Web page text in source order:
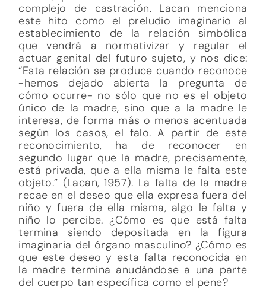
complejo de castración. Lacan menciona
este hito como el preludio imaginario al
establecimiento de la relación simbólica
que vendrá a normativizar y regular el
actuar genital del futuro sujeto, y nos dice:
“Esta relación se produce cuando reconoce
-hemos dejado abierta la pregunta de
cómo ocurre- no sólo que no es el objeto
único de la madre, sino que a la madre le
interesa, de forma más o menos acentuada
según los casos, el falo. A partir de este
reconocimiento, ha de reconocer en
segundo lugar que la madre, precisamente,
está privada, que a ella misma le falta este
objeto.” (Lacan, 1957). La falta de la madre
recae en el deseo que ella expresa fuera del
niño y fuera de ella misma, algo le falta y
niño lo percibe. ¿Cómo es que está falta
termina siendo depositada en la figura
imaginaria del órgano masculino? ¿Cómo es
que este deseo y esta falta reconocida en
la madre termina anudándose a una parte
del cuerpo tan específica como el pene?